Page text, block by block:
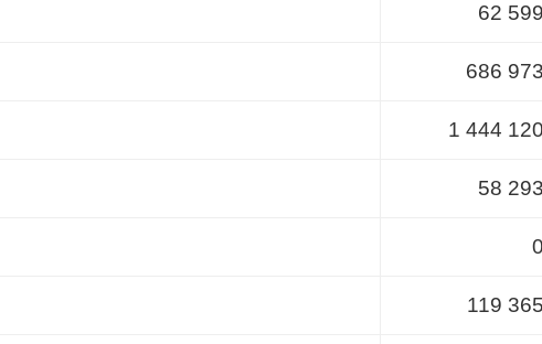
62 599
686 973
1 444 120
58 293
0
119 365